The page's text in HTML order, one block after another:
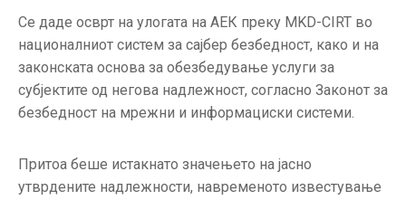
Се даде осврт на улогата на АЕК преку MKD-CIRT во
националниот систем за сајбер безбедност, како и на
законската основа за обезбедување услуги за
субјектите од негова надлежност, согласно Законот за
безбедност на мрежни и информациски системи.
Притоа беше истакнато значењето на јасно
утврдените надлежности, навременото известување